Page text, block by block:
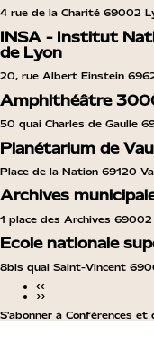
4 rue de la Charité 69002
INSA - Institut
de Lyon
20, rue Albert Einstein
Amphithéâtre
50 quai Charles de Gaulle
Planétarium de
Place de la Nation 69120
Archives
1 place des Archives 69002
Ecole nationale
8bis quai Saint-Vincent
‹‹
››
S'abonner à Conférences et